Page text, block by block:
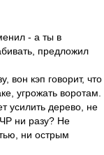
- а ты в
предложил
вон кэп говорит, что
угрожать воротам.
усилить дерево, не
ни разу? Не
ни острым